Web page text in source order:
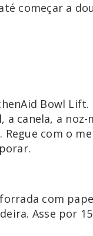
começar a
Bowl
canela, a noz-
com o
com
Asse por